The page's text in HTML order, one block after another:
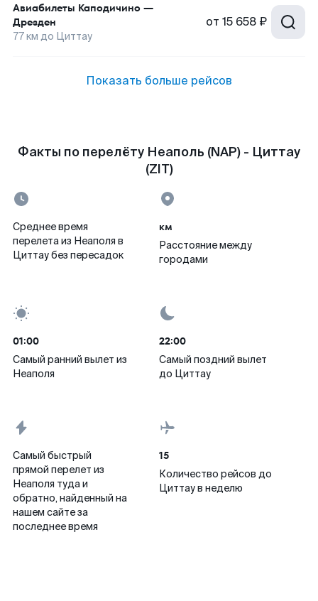
Авиабилеты Каподичино —
Дрезден
77км до Циттау
от 15 658 ₽
Показать больше рейсов
Факты по перелёту Неаполь (NAP) - Циттау
(ZIT)
Среднее время
перелета из Неаполя в
Циттау без пересадок
км
Расстояние между
городами
01:00
Самый ранний вылет из
Неаполя
22:00
Самый поздний вылет
до Циттау
Самый быстрый
прямой перелет из
Неаполя туда и
обратно, найденный на
нашем сайте за
последнее время
15
Количество рейсов до
Циттау в неделю